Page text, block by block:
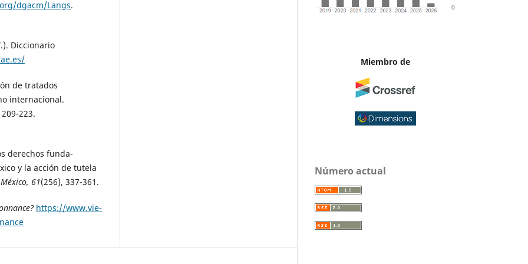
dgacm/Langs.
Diccionario
de tratados
internacional.
223.
derechos funda-
y la acción de tutela
61(256), 337-361.
https://www.vie-
Miembro de
Número actual